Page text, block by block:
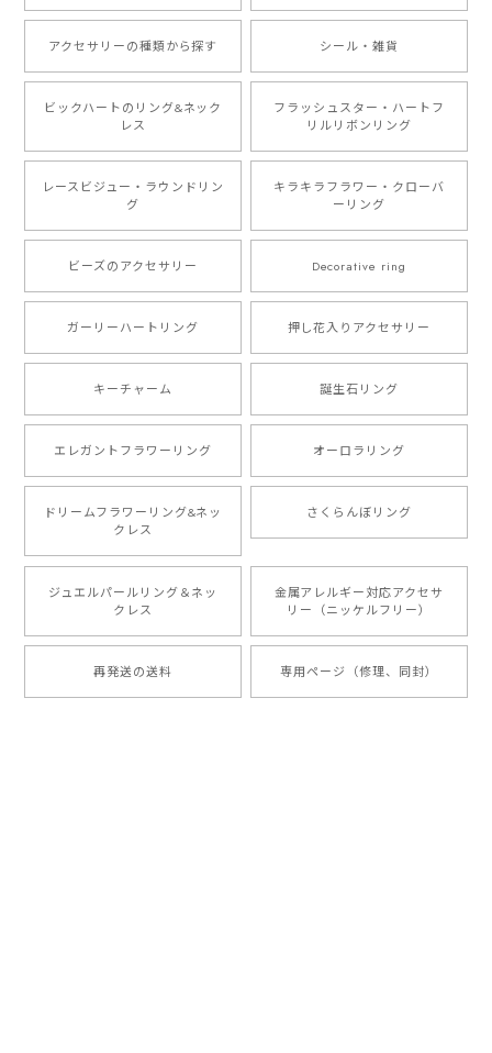
アクセサリーの種類から探す シール・雑貨
ビックハートのリング&ネック
レス
フラッシュスター・ハートフ
リルリボンリング
レースビジュー・ラウンドリン
グ
キラキラフラワー・クローバ
ーリング
ビーズのアクセサリー Decorative ring
ガーリーハートリング 押し花入りアクセサリー
キーチャーム 誕生石リング
エレガントフラワーリング オーロラリング
ドリームフラワーリング&ネッ
クレス
さくらんぼリング
ジュエルパールリング＆ネッ
クレス
金属アレルギー対応アクセサ
リー（ニッケルフリー）
再発送の送料 専用ページ（修理、同封）